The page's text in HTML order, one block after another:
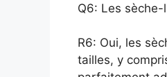
Q6: Les
R6: Oui, les
tailles, y